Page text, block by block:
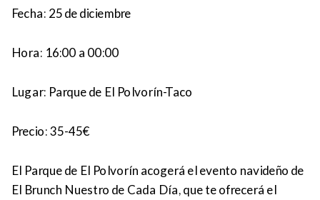
Fecha: 25 de diciembre
Hora: 16:00 a 00:00
Lugar: Parque de El Polvorín-Taco
Precio:35-45€
El Parque de El Polvorín acogerá el evento navideño de
El Brunch Nuestro de Cada Día, que te ofrecerá el